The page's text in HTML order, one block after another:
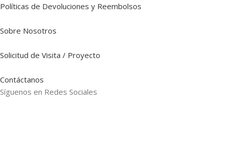
Políticas de Devoluciones y Reembolsos
Sobre Nosotros
Solicitud de Visita / Proyecto
Contáctanos
Síguenos en Redes Sociales